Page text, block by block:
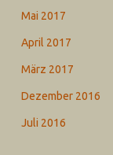
Mai 2017
April 2017
März 2017
Dezember 2016
Juli 2016